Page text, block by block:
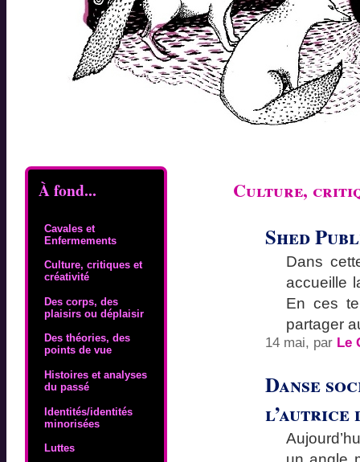
À fond...
Cavales et
Enfermements
Culture, critiques et
créativité
Des corps, des
plaisirs ou déplaisir
Des théories, des
points de vue
Histoires et analyses
du passé
Identités/identités
minorisées
Luttes
Culture,
Shed
Dans
accueille
En ces
partager
14 mai, par Le
Danse
l’autrice